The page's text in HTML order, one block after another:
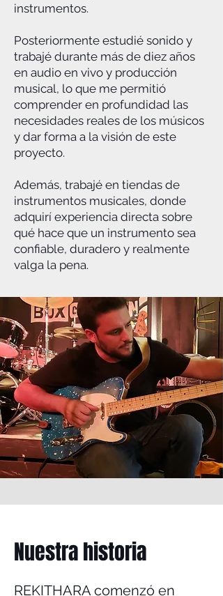
instrumentos.
Posteriormente estudié sonido y
trabajé durante más de diez años
en audio en vivo y producción
musical, lo que me permitió
comprender en profundidad las
necesidades reales de los músicos
y dar forma a la visión de este
proyecto.
Además, trabajé en tiendas de
instrumentos musicales, donde
adquirí experiencia directa sobre
qué hace que un instrumento sea
confiable, duradero y realmente
valga la pena.
Nuestra historia
REKITHARA comenzó en